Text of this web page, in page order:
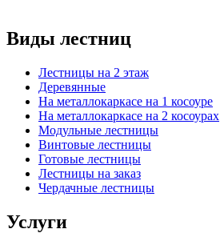
Виды лестниц
Лестницы на 2 этаж
Деревянные
На металлокаркасе на 1 косоуре
На металлокаркасе на 2 косоурах
Модульные лестницы
Винтовые лестницы
Готовые лестницы
Лестницы на заказ
Чердачные лестницы
Услуги